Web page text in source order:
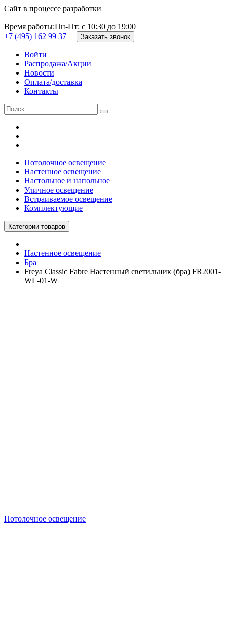
Сайт в процессе разработки
Время работы:Пн-Пт: с 10:30 до 19:00
+7 (495) 162 99 37
Заказать звонок
Войти
Распродажа/Акции
Новости
Оплата/доставка
Контакты
Потолочное освещение
Настенное освещение
Настольное и напольное
Уличное освещение
Встраиваемое освещение
Комплектующие
Категории товаров
Настенное освещение
Бра
Freya Classic Fabre Настенный светильник (бра) FR2001-
WL-01-W
Потолочное освещение